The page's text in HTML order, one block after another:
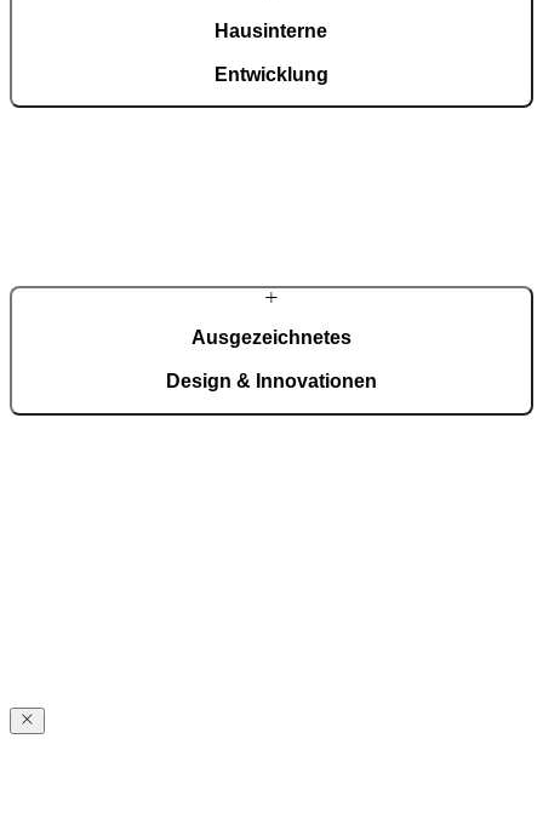
Hausinterne
Entwicklung
Ausgezeichnetes
Design & Innovationen